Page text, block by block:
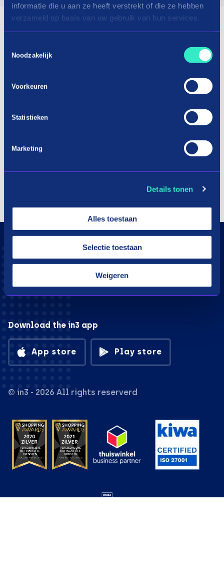
informatie die u aan ze heeft verstrekt of die ze hebben
verzameld op basis van uw gebruik van hun services.
Noodzakelijk
Voorkeuren
Statistieken
Marketing
Details tonen
Alles toestaan
Selectie toestaan
Weigeren
Download the in3 app
App store Play store
© in3 - 2026 All rights reserverd